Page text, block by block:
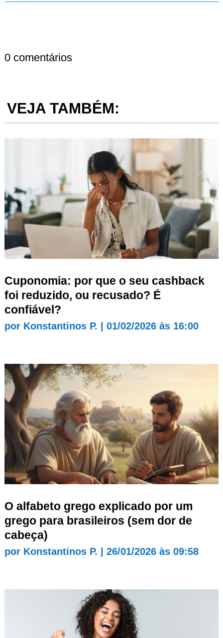
0 comentários
VEJA TAMBÉM:
Cuponomia: por que o seu cashback
foi reduzido, ou recusado? É
confiável?
por Konstantinos P. 01/02/2026 às 16:00
O alfabeto grego explicado por um
grego para brasileiros (sem dor de
cabeça)
por Konstantinos P. 26/01/2026 às 09:58